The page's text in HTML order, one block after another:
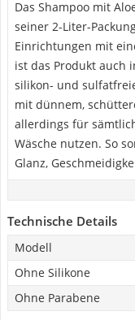
Das Shampoo mit
seiner 2-Liter-
Einrichtungen mit
ist das Produkt auch
silikon- und
mit dünnem,
allerdings für
Wäsche nutzen. So
Glanz,
Technische Details
Modell
Ohne Silikone
Ohne Parabene